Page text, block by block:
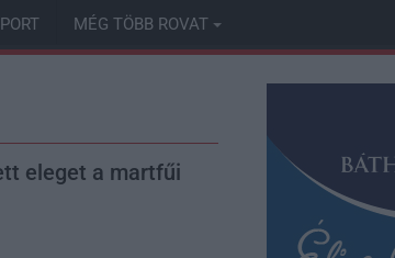
MÉG TÖBB ROVAT
eleget a martfűi